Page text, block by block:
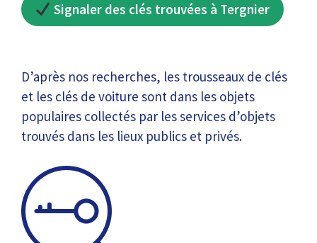
Signaler des clés trouvées à Tergnier
D’après nos recherches, les trousseaux de clés
et les clés de voiture sont dans les objets
populaires collectés par les services d’objets
trouvés dans les lieux publics et privés.